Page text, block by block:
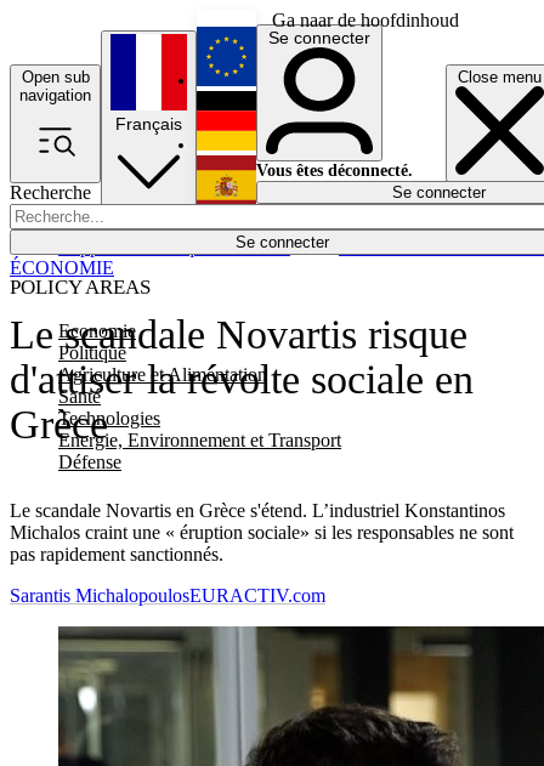
Ga naar de hoofdinhoud
Open sub
navigation
Close menu
Recherche
Se connecter
POLICY AREAS
Economie
Politique
Agriculture et Alimentation
Santé
Technologies
Energie, Environnement et Transport
Défense
Économie
Français
English
Deutsch
Español
Se connecter
Vous êtes déconnecté.
Se connecter
Le scandale Novartis risque
d'attiser la révolte sociale en
Grèce
Le scandale Novartis en Grèce s'étend. L’industriel Konstantinos
Michalos craint une « éruption sociale» si les responsables ne sont
pas rapidement sanctionnés.
ÉCONOMIE
Sarantis MichalopoulosEURACTIV.com